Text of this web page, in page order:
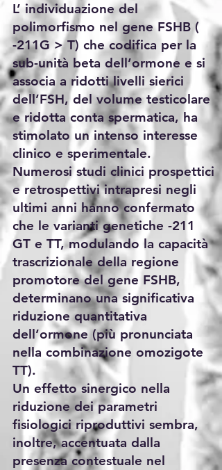
L’ individuazione del
polimorfismo nel gene FSHB (
-211G > T) che codifica per la
sub-unità beta dell’ormone e si
associa a ridotti livelli sierici
dell’FSH, del volume testicolare
e ridotta conta spermatica, ha
stimolato un intenso interesse
clinico e sperimentale.
Numerosi studi clinici prospettici
e retrospettivi intrapresi negli
ultimi anni hanno confermato
che le varianti genetiche -211
GT e TT, modulando la capacità
trascrizionale della regione
promotore del gene FSHB,
determinano una significativa
riduzione quantitativa
dell’ormone (più pronunciata
nella combinazione omozigote
TT).
Un effetto sinergico nella
riduzione dei parametri
fisiologici riproduttivi sembra,
inoltre, accentuata dalla
presenza contestuale nel